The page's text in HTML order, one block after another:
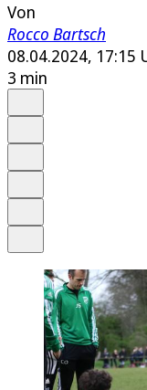
Von
Rocco Bartsch
08.04.2024, 17:15
3 min